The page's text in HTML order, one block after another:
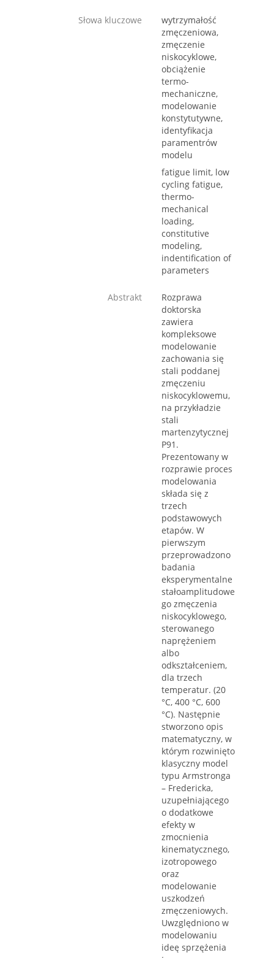
Słowa kluczowe
wytrzymałość
zmęczeniowa,
zmęczenie
niskocyklowe,
obciążenie
termo-
mechaniczne,
modelowanie
konstytutywne,
identyfikacja
paramentrów
modelu
fatigue limit, low
cycling fatigue,
thermo-
mechanical
loading,
constitutive
modeling,
indentification of
parameters
Abstrakt
Rozprawa
doktorska
zawiera
kompleksowe
modelowanie
zachowania się
stali poddanej
zmęczeniu
niskocyklowemu,
na przykładzie
stali
martenzytycznej
P91.
Prezentowany w
rozprawie proces
modelowania
składa się z
trzech
podstawowych
etapów. W
pierwszym
przeprowadzono
badania
eksperymentalne
stałoamplitudowe
go zmęczenia
niskocyklowego,
sterowanego
naprężeniem
albo
odkształceniem,
dla trzech
temperatur. (20
°C, 400 °C, 600
°C). Następnie
stworzono opis
matematyczny, w
którym rozwinięto
klasyczny model
typu Armstronga
– Fredericka,
uzupełniającego
o dodatkowe
efekty w
zmocnienia
kinematycznego,
izotropowego
oraz
modelowanie
uszkodzeń
zmęczeniowych.
Uwzględniono w
modelowaniu
ideę sprzężenia